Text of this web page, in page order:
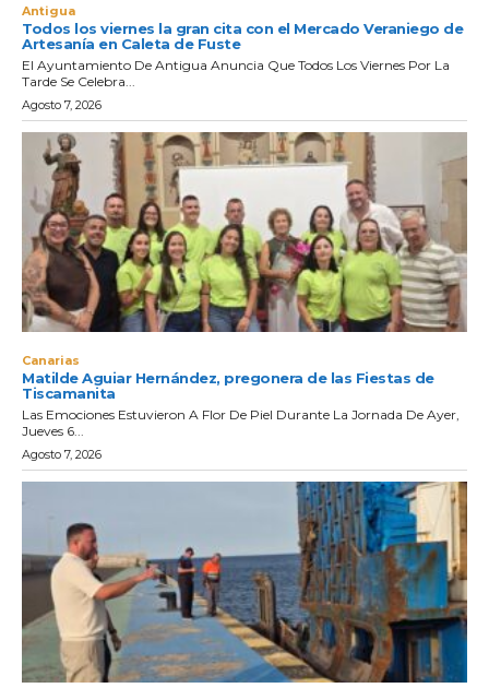
Antigua
Todos los viernes la gran cita con el Mercado Veraniego de
Artesanía en Caleta de Fuste
El Ayuntamiento De Antigua Anuncia Que Todos Los Viernes Por La
Tarde Se Celebra...
Agosto 7, 2026
Canarias
Matilde Aguiar Hernández, pregonera de las Fiestas de
Tiscamanita
Las Emociones Estuvieron A Flor De Piel Durante La Jornada De Ayer,
Jueves 6...
Agosto 7, 2026